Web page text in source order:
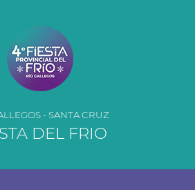
- SANTA CRUZ
DEL FRIO